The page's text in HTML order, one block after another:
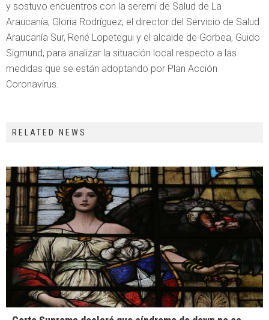
y sostuvo encuentros con la seremi de Salud de La
Araucanía, Gloria Rodríguez, el director del Servicio de Salud
Araucanía Sur, René Lopetegui y el alcalde de Gorbea, Guido
Sigmund, para analizar la situación local respecto a las
medidas que se están adoptando por Plan Acción
Coronavirus.
RELATED NEWS